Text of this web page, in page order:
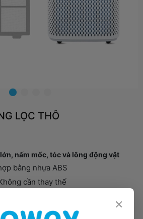
LỌC THÔ
nấm mốc, tóc và lông động vật
bằng nhựa ABS
cần thay thế
×